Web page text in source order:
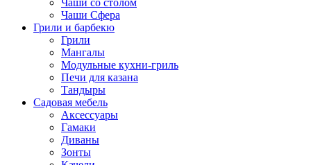
Чаши со столом
Чаши Сфера
Грили и барбекю
Грили
Мангалы
Модульные кухни-гриль
Печи для казана
Тандыры
Садовая мебель
Аксессуары
Гамаки
Диваны
Зонты